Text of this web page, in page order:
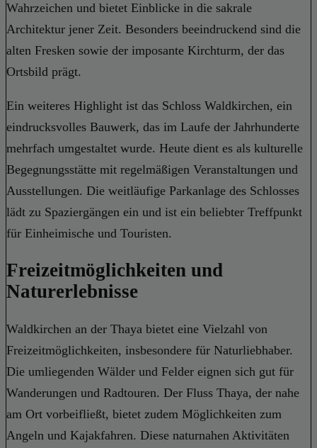
Wahrzeichen und bietet Einblicke in die sakrale
Architektur jener Zeit. Besonders beeindruckend sind die
alten Fresken sowie der imposante Kirchturm, der das
Ortsbild prägt.
Ein weiteres Highlight ist das Schloss Waldkirchen, ein
eindrucksvolles Bauwerk, das im Laufe der Jahrhunderte
mehrfach umgestaltet wurde. Heute dient es als kulturelle
Begegnungsstätte mit regelmäßigen Veranstaltungen und
Ausstellungen. Die weitläufige Parkanlage des Schlosses
lädt zu Spaziergängen ein und ist ein beliebter Treffpunkt
für Einheimische und Touristen.
Freizeitmöglichkeiten und
Naturerlebnisse
Waldkirchen an der Thaya bietet eine Vielzahl von
Freizeitmöglichkeiten, insbesondere für Naturliebhaber.
Die umliegenden Wälder und Felder eignen sich gut für
Wanderungen und Radtouren. Der Fluss Thaya, der nahe
am Ort vorbeifließt, bietet zudem Möglichkeiten zum
Angeln und Kajakfahren. Diese naturnahen Aktivitäten